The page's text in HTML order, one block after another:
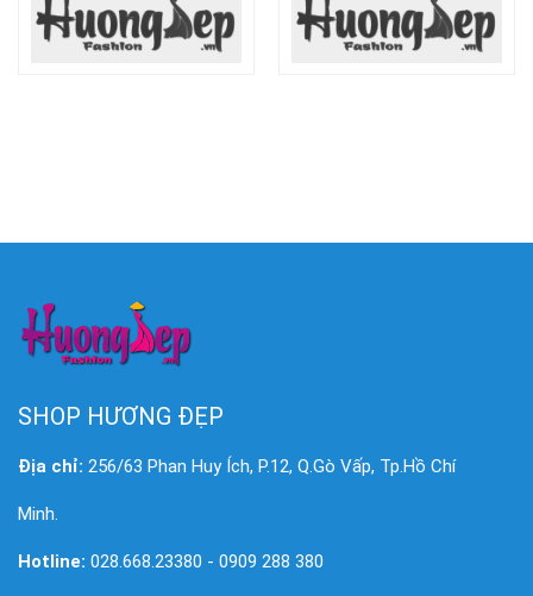
SHOP HƯƠNG ĐẸP
Địa chỉ: 256/63 Phan Huy Ích, P.12, Q.Gò Vấp, Tp.Hồ Chí
Minh.
Hotline: 028.668.23380 - 0909 288 380